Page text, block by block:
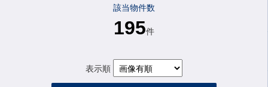
該当物件数
195件
表示順